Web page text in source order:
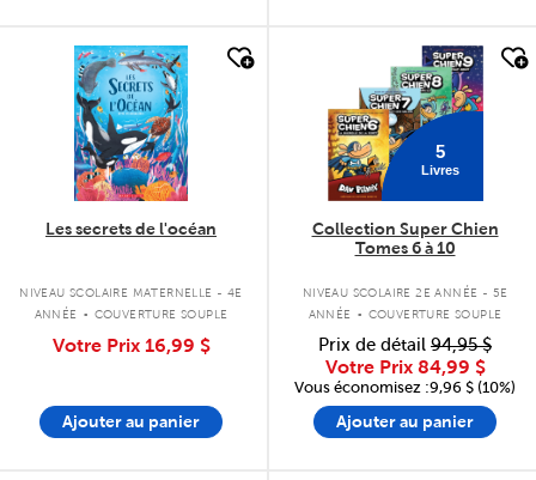
quick look
Les secrets de l'océan
NIVEAU SCOLAIRE MATERNELLE - 4E
ANNÉE . COUVERTURE SOUPLE
Votre Prix 16,99 $
Ajouter au panier
5
Livres
Collection Super Chien
Tomes 6 à 10
NIVEAU SCOLAIRE 2E ANNÉE - 5E
ANNÉE . COUVERTURE SOUPLE
Prix de détail 94,95 $
Votre Prix 84,99 $
Vous économisez :9,96 $ (10%)
Ajouter au panier